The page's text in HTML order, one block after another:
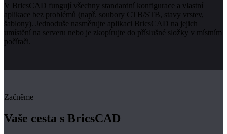
V BricsCAD fungují všechny standardní konfigurace a vlastní
aplikace bez problémů (např. soubory CTB/STB, stavy vrstev,
šablony). Jednoduše nasměrujte aplikaci BricsCAD na jejich
umístění na serveru nebo je zkopírujte do příslušné složky v místním
počítači.
Začněme
Vaše cesta s BricsCAD